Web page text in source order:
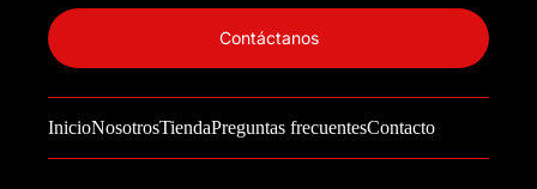
InicioNosotrosTiendaPreguntas frecuentesContacto
Contáctanos
Información de contacto
Política de reembolso
Términos del servicio
Política de envío